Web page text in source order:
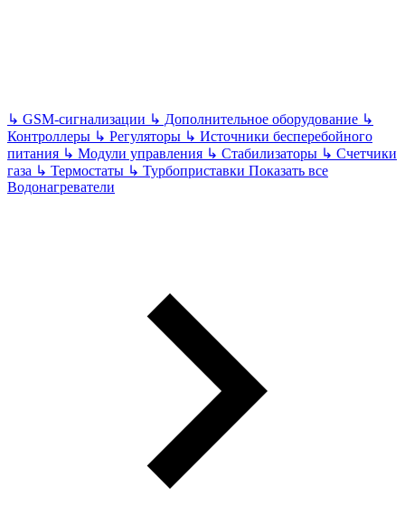
↳ GSM-сигнализации ↳ Дополнительное оборудование ↳
Контроллеры ↳ Регуляторы ↳ Источники бесперебойного
питания ↳ Модули управления ↳ Стабилизаторы ↳ Счетчики
газа ↳ Термостаты ↳ Турбоприставки Показать все
Водонагреватели